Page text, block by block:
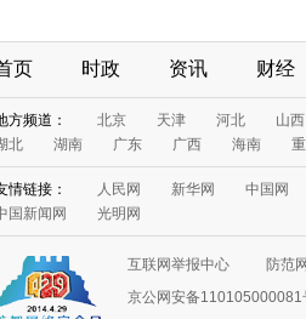
页 时政 资讯 财经
方频道： 北京 天津 河北
山西
北
湖南 广东 广西 海南
情链接： 人民网 新华网
中国网
国新闻网
光明网
互联网举报中心
防范
京公网安备110105000081